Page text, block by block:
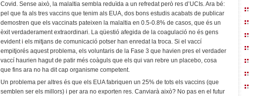
Covid. Sense això, la malaltia sembla reduïda a un refredat però res d’UCIs. Ara bé:
pel que fa als tres vaccins que tenim als EUA, dos bons estudis acabats de publicar
demostren que els vaccinats pateixen la malaltia en 0.5-0.8% de casos, que és un
èxit verdaderament extraordinari. La qüestió afegida de la coagulació no és gens
evident i els mitjans de comunicació potser han enredat la troca. Si el vaccí
empitjorés aquest problema, els voluntaris de la Fase 3 que havien pres el verdader
vaccí haurien hagut de patir més coàguls que els qui van rebre un placebo, cosa
que fins ara no ha dit cap organisme competent.
Un problema per altres és que els EUA fabriquen un 25% de tots els vaccins (que
semblen ser els millors) i per ara no exporten res. Canviarà això? No pas en el futur